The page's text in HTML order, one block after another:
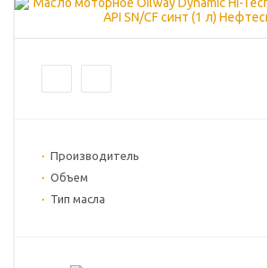
Производитель
Объем
Тип масла